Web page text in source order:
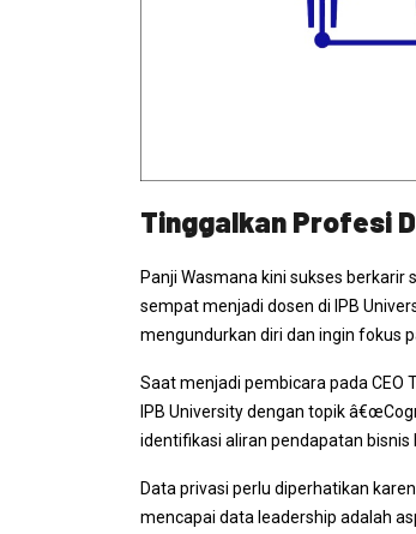
Tinggalkan Profesi
Panji Wasmana kini sukses berkarir
sempat menjadi dosen di IPB
mengundurkan diri dan ingin fokus
Saat menjadi pembicara pada CEO
IPB University dengan topik â€œ
identifikasi aliran pendapatan bisnis
Data privasi perlu diperhatikan
mencapai data leadership adalah